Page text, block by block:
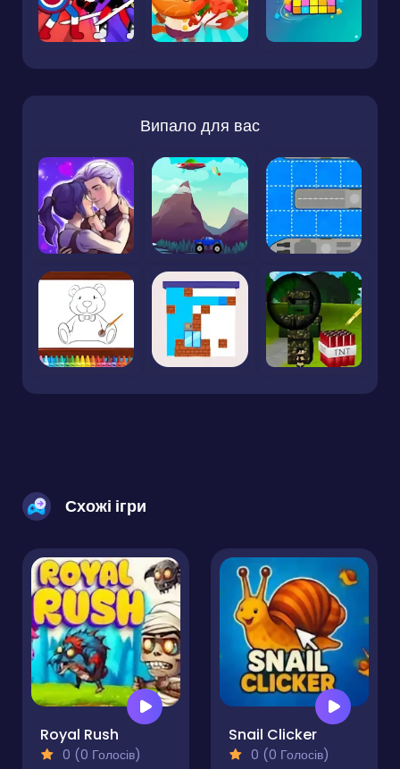
Випало для вас
Схожі ігри
Royal Rush
0 (0 Голосів)
Snail Clicker
0 (0 Голосів)